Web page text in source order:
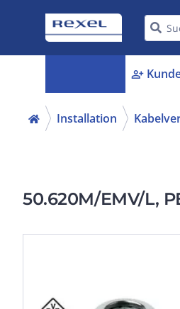
person_add
Installation
50.620M/EMV/L,